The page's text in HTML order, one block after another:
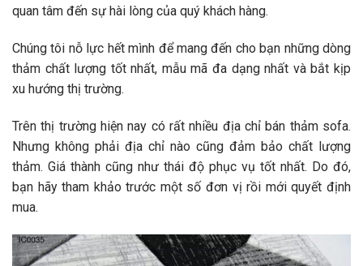
quan tâm đến sự hài lòng của quý khách hàng.
Chúng tôi nỗ lực hết mình để mang đến cho bạn những dòng
thảm chất lượng tốt nhất, mẫu mã đa dạng nhất và bắt kịp
xu hướng thị trường.
Trên thị trường hiện nay có rất nhiều địa chỉ bán thảm sofa.
Nhưng không phải địa chỉ nào cũng đảm bảo chất lượng
thảm. Giá thành cũng như thái độ phục vụ tốt nhất. Do đó,
bạn hãy tham khảo trước một số đơn vị rồi mới quyết định
mua.